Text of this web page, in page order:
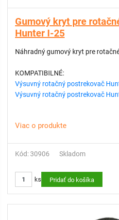
Gumový kryt pre
Hunter I-25
Náhradný gumový kryt pre
KOMPATIBILNÉ:
Výsuvný rotačný postrekovač
Výsuvný rotačný postrekovač
Viac o produkte
Kód: 30906 Skladom
ks Pridať do košíka